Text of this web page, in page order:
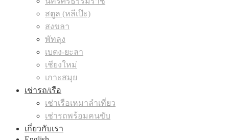
สตูล (หลีเป๊ะ)
สงขลา
พัทลุง
เบตง-ยะลา
เชียงใหม่
เกาะสมุย
เช่ารถ/เรือ
เช่าเรือเหมาลำเที่ยว
เช่ารถพร้อมคนขับ
เกี่ยวกับเรา